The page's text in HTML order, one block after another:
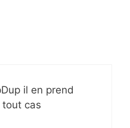
il en prend
tout cas